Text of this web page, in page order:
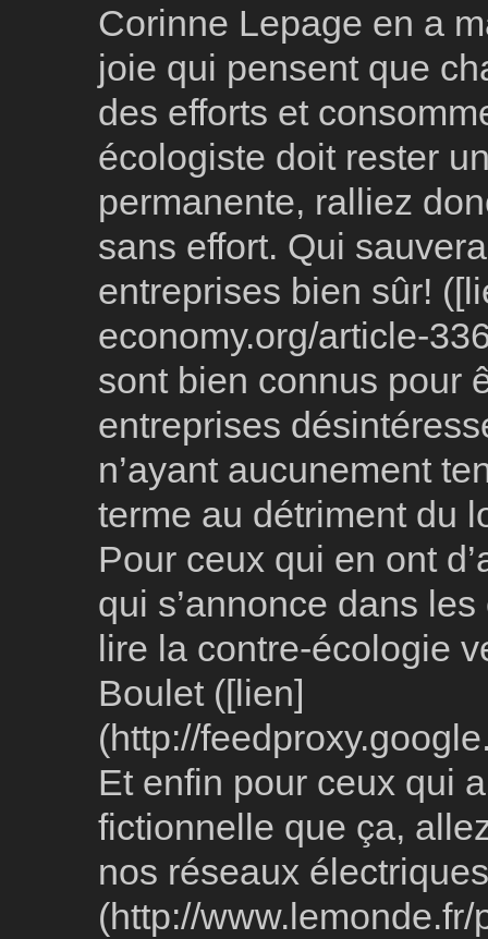
Corinne Lepage en a
joie qui pensent que
des efforts et
écologiste doit rester
permanente, ralliez
sans effort. Qui
entreprises bien sûr!
economy.org/article-
sont bien connus pour
entreprises
n’ayant aucunement
terme au détriment du
Pour ceux qui en ont
qui s’annonce dans
lire la contre-écologie
Boulet ([lien]
(http://
Et enfin pour ceux qui
fictionnelle que ça,
nos réseaux
(http://